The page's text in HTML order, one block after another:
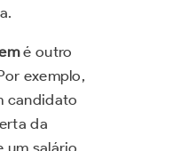
é outro
exemplo,
candidato
da